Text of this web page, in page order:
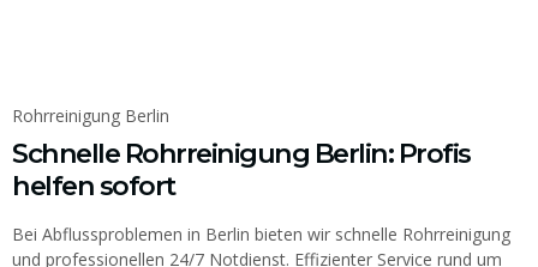
Rohrreinigung Berlin
Schnelle Rohrreinigung Berlin: Profis
helfen sofort
Bei Abflussproblemen in Berlin bieten wir schnelle Rohrreinigung
und professionellen 24/7 Notdienst. Effizienter Service rund um